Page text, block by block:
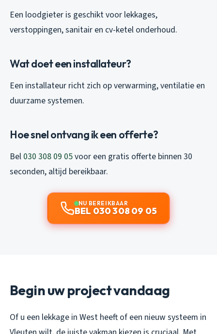
Een loodgieter is geschikt voor lekkages,
verstoppingen, sanitair en cv-ketel onderhoud.
Wat doet een installateur?
Een installateur richt zich op verwarming, ventilatie en
duurzame systemen.
Hoe snel ontvang ik een offerte?
Bel 030 308 09 05voor een gratis offerte binnen 30
seconden, altijd bereikbaar.
NU BEREIKBAAR
BEL 030 308 09 05
Begin uw project vandaag
Of u een lekkage in West heeft of een nieuw systeem in